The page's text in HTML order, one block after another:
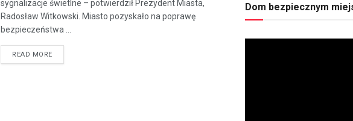
sygnalizacje świetlne – potwierdził Prezydent Miasta,
Radosław Witkowski. Miasto pozyskało na poprawę
bezpieczeństwa ...
READ MORE
Dom bezpiecznym